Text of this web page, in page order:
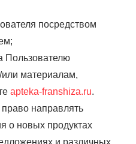
посредством
Пользователю
материалам,
apteka-franshiza.ru.
направлять
о новых продуктах
и различных